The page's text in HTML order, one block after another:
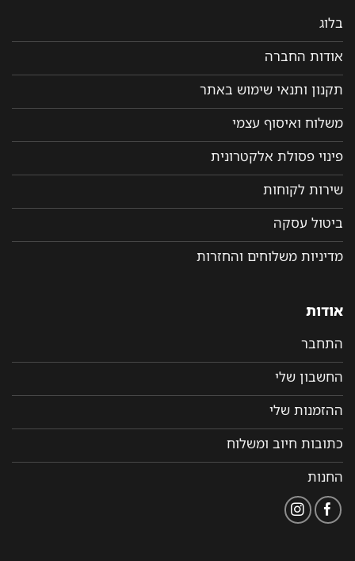
בלוג
אודות החברה
תקנון ותנאי שימוש באתר
משלוח ואיסוף עצמי
פינוי פסולת אלקטרונית
שירות לקוחות
ביטול עסקה
מדיניות משלוחים והחזרות
אודות
התחבר
החשבון שלי
ההזמנות שלי
כתובות חיוב ומשלוח
החנות